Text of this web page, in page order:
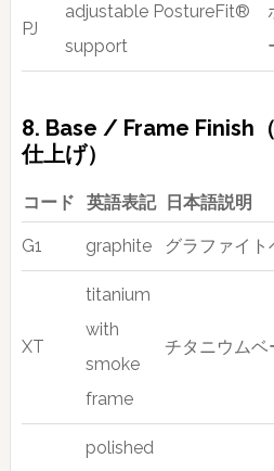
PJ
adjustable PostureFit®
support
8. Base / Frame Finish
仕上げ）
コード 英語表記 日本語説明
G1 graphite グラファイ
XT
titanium
with
smoke
frame
チタニウム
polished